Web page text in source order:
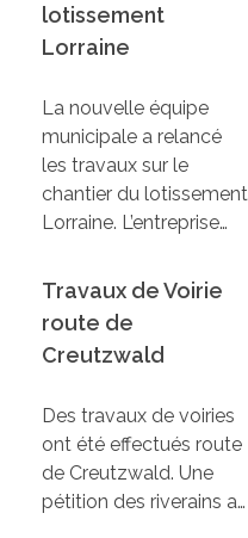
lotissement
Lorraine
La nouvelle équipe
municipale a relancé
les travaux sur le
chantier du lotissement
Lorraine. L’entreprise…
Travaux de Voirie
route de
Creutzwald
Des travaux de voiries
ont été effectués route
de Creutzwald. Une
pétition des riverains a…